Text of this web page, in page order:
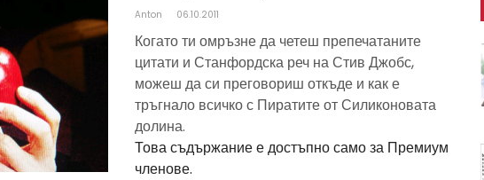
Anton 06.10.2011
Когато ти омръзне да четеш препечатаните
цитати и Станфордска реч на Стив Джобс,
можеш да си преговориш откъде и как е
тръгнало всичко с Пиратите от Силиконовата
долина.
Това съдържание е достъпно само за Премиум
членове.